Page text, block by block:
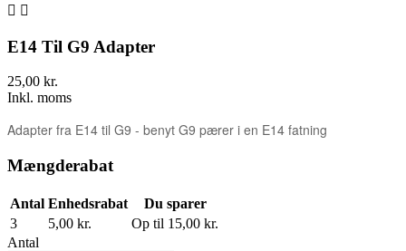
 
E14 Til G9 Adapter
25,00 kr.
Inkl. moms
Adapter fra E14 til G9 - benyt G9 pærer i en E14 fatning
Mængderabat
Antal Enhedsrabat
Du sparer
3
5,00 kr.
Op til 15,00 kr.
Antal